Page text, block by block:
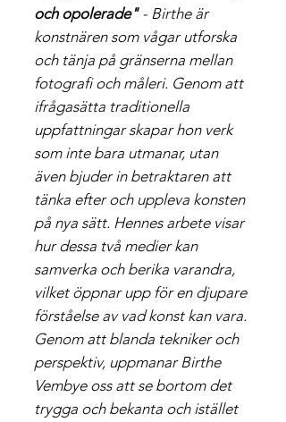
och opolerade"- Birthe är
konstnären som vågar utforska
och tänja på gränserna mellan
fotografi och måleri. Genom att
ifrågasätta traditionella
uppfattningar skapar hon verk
som inte bara utmanar, utan
även bjuder in betraktaren att
tänka efter och uppleva konsten
på nya sätt. Hennes arbete visar
hur dessa två medier kan
samverka och berika varandra,
vilket öppnar upp för en djupare
förståelse av vad konst kan vara.
Genom att blanda tekniker och
perspektiv, uppmanar Birthe
Vembye oss att se bortom det
trygga och bekanta och istället